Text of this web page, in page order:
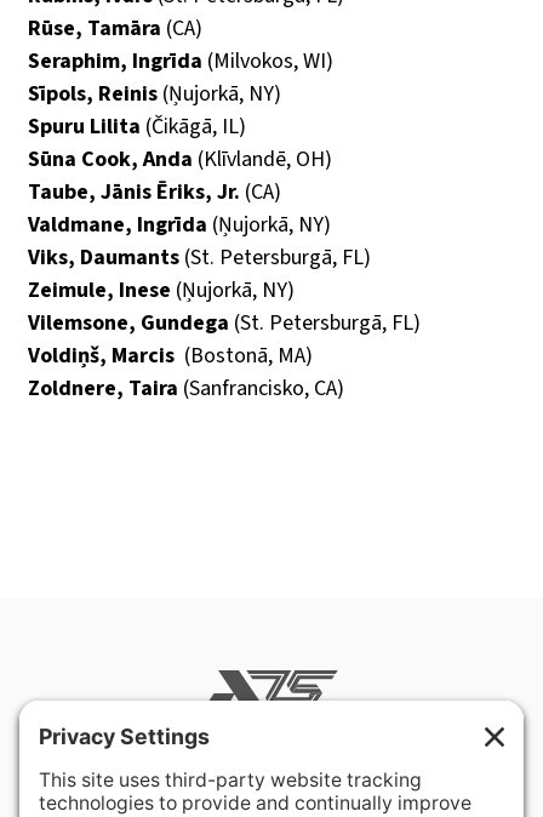
Rūse, Tamāra (CA)
Seraphim, Ingrīda (Milvokos, WI)
Sīpols, Reinis(Ņujorkā, NY)
Spuru Lilita (Čikāgā, IL)
Sūna Cook, Anda (Klīvlandē, OH)
Taube, Jānis Ēriks, Jr. (CA)
Valdmane, Ingrīda (Ņujorkā, NY)
Viks, Daumants(St. Petersburgā, FL)
Zeimule, Inese (Ņujorkā, NY)
Vilemsone, Gundega (St. Petersburgā, FL)
Voldiņš, Marcis (Bostonā, MA)
Zoldnere, Taira (Sanfrancisko, CA)
Rockville, MD 20850-3121 USA